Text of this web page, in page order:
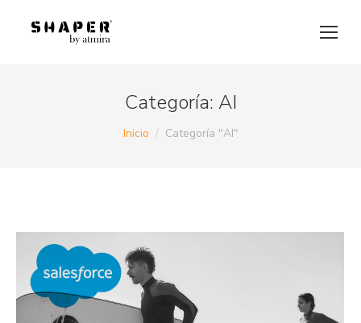
Categoría: AI
Estás aquí:
Inicio Categoría "AI"